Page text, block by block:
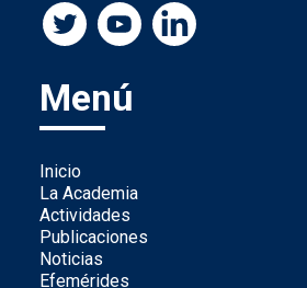
Menú
Inicio
La Academia
Actividades
Publicaciones
Noticias
Efemérides